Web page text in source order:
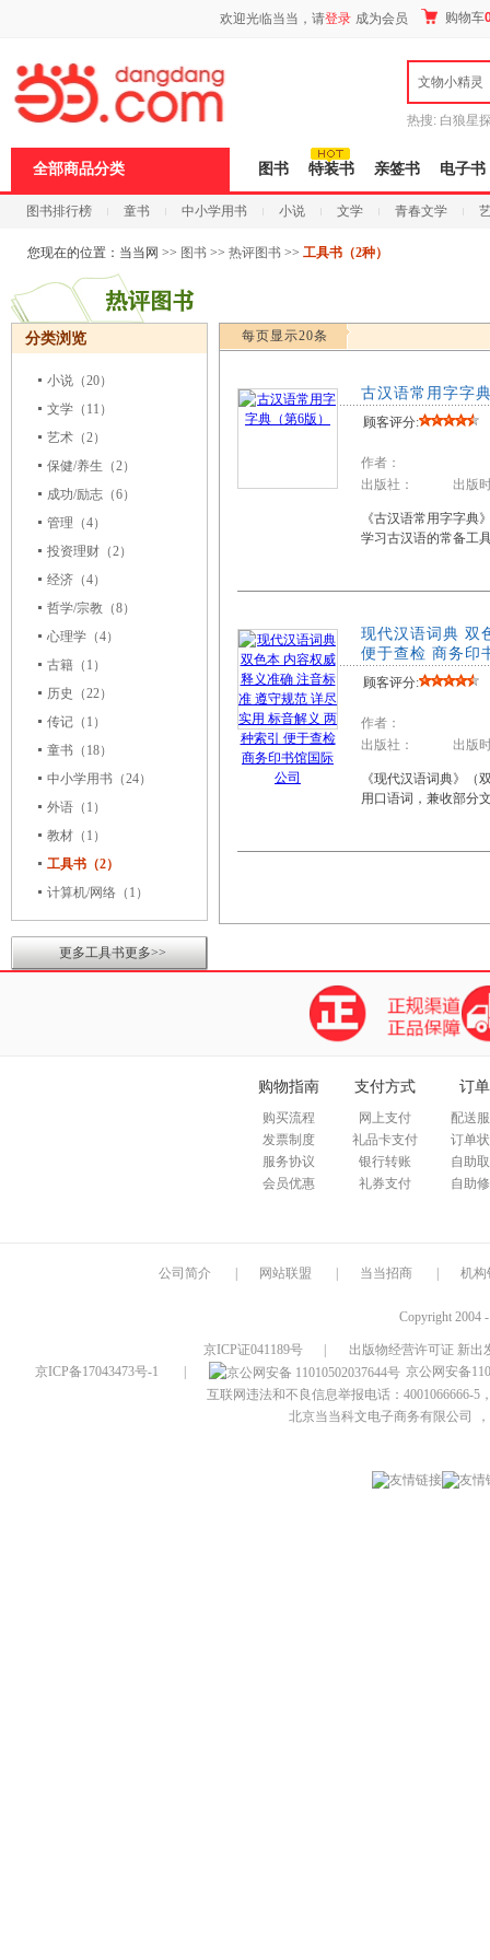
欢迎光临当当，请登录 成为会员 购物车
文物小精灵
热搜: 白狼星
全部商品分类 图书 特装书 亲签书 电子书
图书排行榜 童书 中小学用书 小说 文学 青春文学
科技 进口原版 电子书
您现在的位置： 当当网 >> 图书 >> 热评图书 >> 工具书（2种）
分类浏览
小说 （20）
文学 （11）
艺术 （2）
保健/养生 （2）
成功/励志 （6）
管理 （4）
投资理财 （2）
经济 （4）
哲学/宗教 （8）
心理学 （4）
古籍 （1）
历史
（22）
传记 （1）
童书 （18）
中小学用书 （24）
外语 （1）
教材 （1）
工具书（2）
计算机/网络 （1）
更多工具书更多>>
每页显示20条
古汉语常用字字
顾客评分:
作者：
出版社： 出版时
《古汉语常用字字
学习古汉语的常备工
现代汉语词典 双
便于查检 商务印
顾客评分:
作者：
出版社： 出版时
《现代汉语词典》
用口语词，兼收部分
购物指南
购买流程
发票制度
服务协议
会员优惠
支付方式
网上支付
礼品卡支付
银行转账
礼券支付
订
配送
订单
自助
自助
公司简介 网站联盟 当当招商 机构
Copyright 2004
京ICP证041189号
出版物经营许可证 新出
京ICP备17043473号-1
京公网安备
互联网违法和不良信息举报电话：4001066666-5
北京当当科文电子商务有限公司
页
浪
键